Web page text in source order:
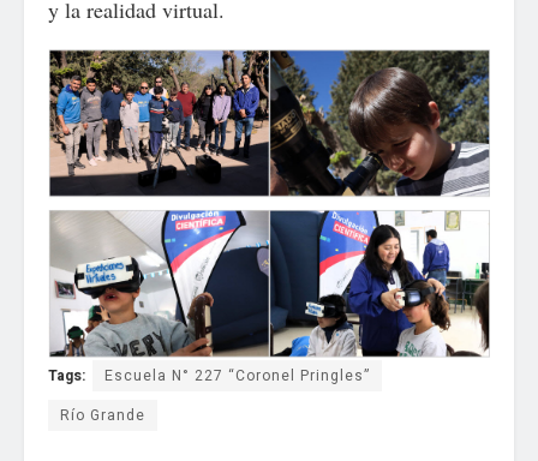
y la realidad virtual.
Tags:
Escuela N° 227 “Coronel Pringles”
Río Grande